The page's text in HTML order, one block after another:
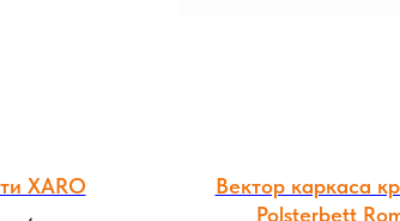
XARO
Вектор каркаса
Polsterbett